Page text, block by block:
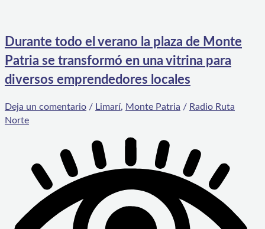
Durante todo el verano la plaza de Monte
Patria se transformó en una vitrina para
diversos emprendedores locales
Deja un comentario / Limarí, Monte Patria / Radio Ruta
Norte